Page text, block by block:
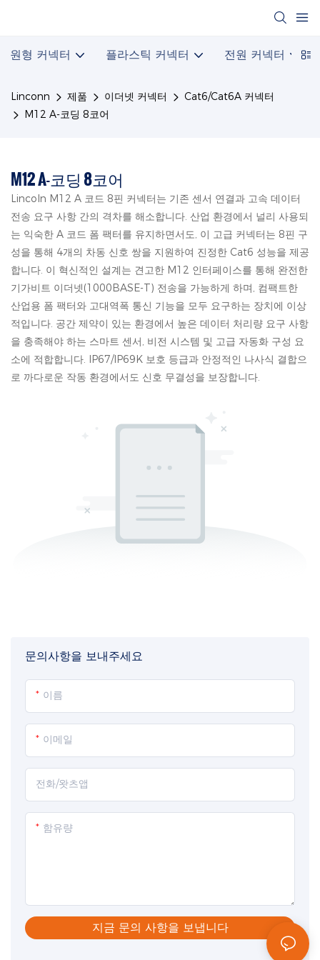
원형 커넥터 플라스틱 커넥터 전원 커넥터
Linconn 제품 이더넷 커넥터
Cat6/Cat6A 커넥터
M12 A-코딩 8코어
M12 A-코딩 8코어
Lincoln M12 A 코드 8핀 커넥터는 기존 센서 연결과 고속 데이터
전송 요구 사항 간의 격차를 해소합니다. 산업 환경에서 널리 사용되
는 익숙한 A 코드 폼 팩터를 유지하면서도, 이 고급 커넥터는 8핀 구
성을 통해 4개의 차동 신호 쌍을 지원하여 진정한 Cat6 성능을 제공
합니다. 이 혁신적인 설계는 견고한 M12 인터페이스를 통해 완전한
기가비트 이더넷(1000BASE-T) 전송을 가능하게 하며, 컴팩트한
산업용 폼 팩터와 고대역폭 통신 기능을 모두 요구하는 장치에 이상
적입니다. 공간 제약이 있는 환경에서 높은 데이터 처리량 요구 사항
을 충족해야 하는 스마트 센서, 비전 시스템 및 고급 자동화 구성 요
소에 적합합니다. IP67/IP69K 보호 등급과 안정적인 나사식 결합으
로 까다로운 작동 환경에서도 신호 무결성을 보장합니다.
문의사항을 보내주세요
이름
이메일
전화/왓츠앱
함유량
지금 문의 사항을 보냅니다